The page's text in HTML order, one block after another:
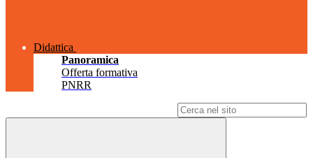
Didattica
Panoramica
Offerta formativa
PNRR